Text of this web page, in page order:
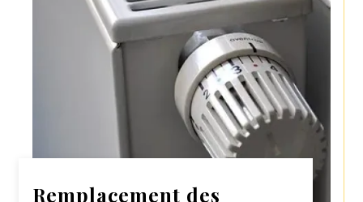
Remplacement des